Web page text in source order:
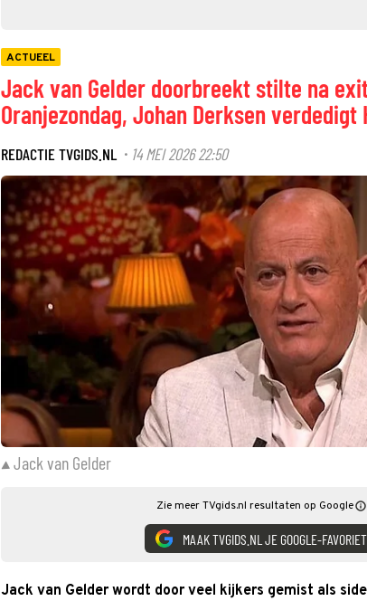
ACTUEEL
Jack van Gelder doorbreekt stilte na
Oranjezondag, Johan Derksen verdedigt
REDACTIE TVGIDS.NL· 14 MEI 2026 22:50
Jack van Gelder
Zie meer TVgids.nl resultaten op Google
MAAK TVGIDS.NL JE GOOGLE-FAVORIET
Jack van Gelder wordt door veel kijkers gemist als